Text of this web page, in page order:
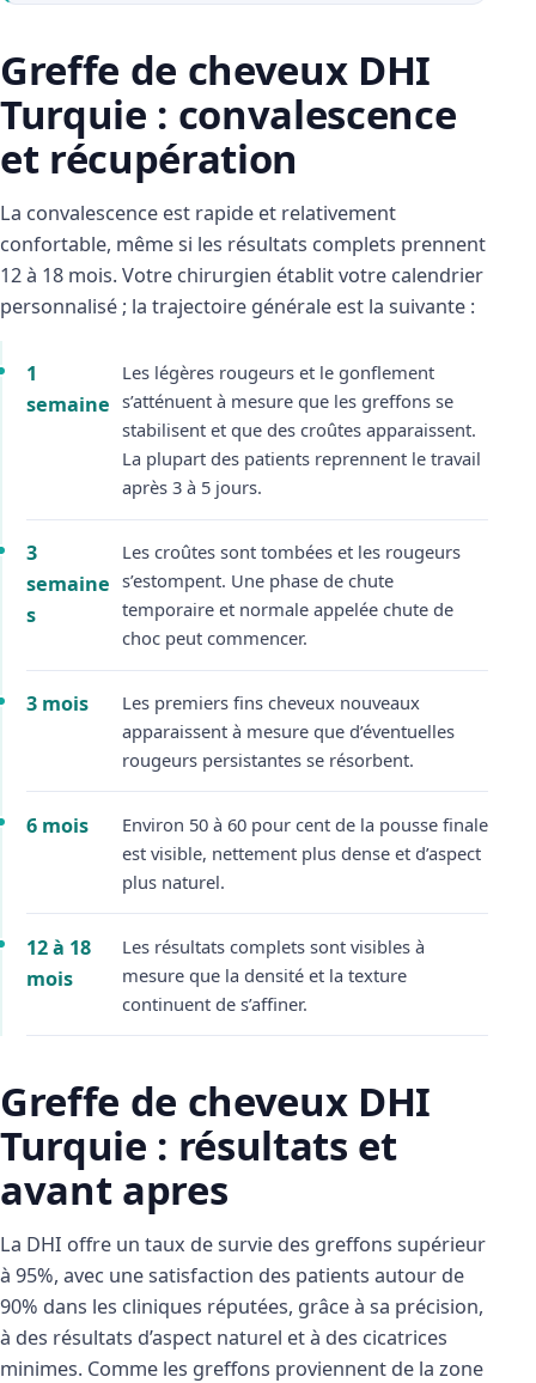
Greffe de cheveux DHI
Turquie : convalescence
et récupération
La convalescence est rapide et relativement
confortable, même si les résultats complets prennent
12 à 18 mois. Votre chirurgien établit votre calendrier
personnalisé ; la trajectoire générale est la suivante :
1
semaine
Les légères rougeurs et le gonflement
s’atténuent à mesure que les greffons se
stabilisent et que des croûtes apparaissent.
La plupart des patients reprennent le travail
après 3 à 5 jours.
3
semaine
s
Les croûtes sont tombées et les rougeurs
s’estompent. Une phase de chute
temporaire et normale appelée chute de
choc peut commencer.
3 mois
Les premiers fins cheveux nouveaux
apparaissent à mesure que d’éventuelles
rougeurs persistantes se résorbent.
6 mois
Environ 50 à 60 pour cent de la pousse finale
est visible, nettement plus dense et d’aspect
plus naturel.
12 à 18
mois
Les résultats complets sont visibles à
mesure que la densité et la texture
continuent de s’affiner.
Greffe de cheveux DHI
Turquie : résultats et
avant apres
La DHI offre un taux de survie des greffons supérieur
à 95%, avec une satisfaction des patients autour de
90% dans les cliniques réputées, grâce à sa précision,
à des résultats d’aspect naturel et à des cicatrices
minimes. Comme les greffons proviennent de la zone